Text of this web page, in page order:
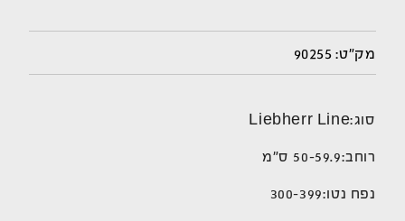
מק"ט: 90255
סוג:Liebherr Line
רוחב:50-59.9 ס"מ
נפח נטו:300-399